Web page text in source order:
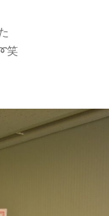
笑